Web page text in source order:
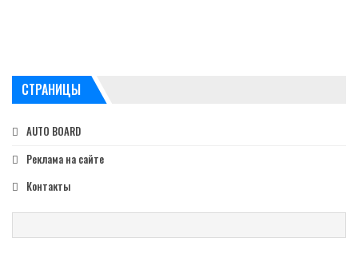
СТРАНИЦЫ
AUTO BOARD
Реклама на сайте
Контакты